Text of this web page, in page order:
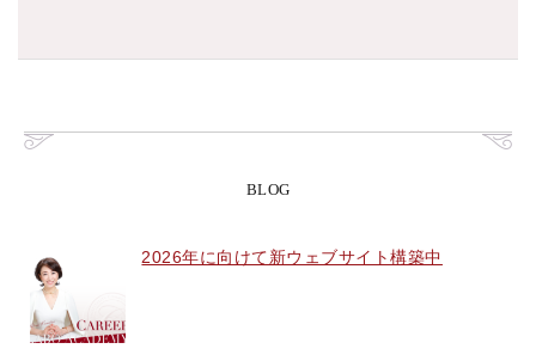
BLOG
2026年に向けて新ウェブサイト構築中